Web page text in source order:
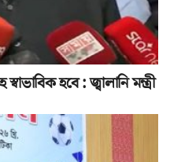
হবে : জ্বালানি মন্ত্রী